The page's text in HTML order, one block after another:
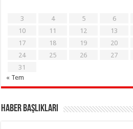
3
4 5 6
10
11 12 13
17
18 19 20
24
25 26 27
31
« Tem
Haber Başlıkları